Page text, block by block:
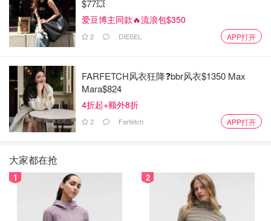
$77💥
爱豆博主同款🔥流浪包$350
2 DIESEL APP打开
FARFETCH风衣狂降❓bbr风衣$1350 Max
Mara$824
4折起+额外8折
2 Farfetch APP打开
大家都在抢
1 2